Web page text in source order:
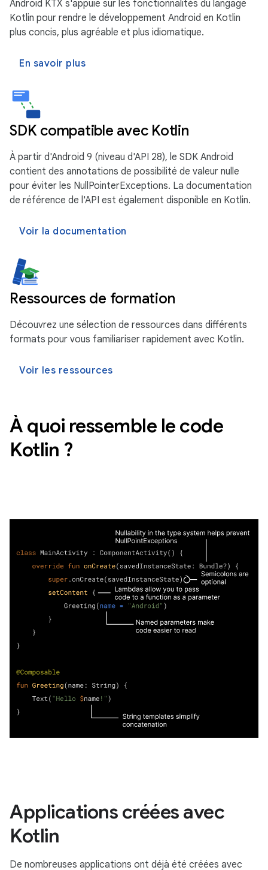
Android KTX s'appuie sur les fonctionnalités du langage
Kotlin pour rendre le développement Android en Kotlin
plus concis, plus agréable et plus idiomatique.
En savoir plus
SDK compatible avec Kotlin
À partir d'Android 9 (niveau d'API 28), le SDK Android
contient des annotations de possibilité de valeur nulle
pour éviter les NullPointerExceptions. La documentation
de référence de l'API est également disponible en Kotlin.
Voir la documentation
Ressources de formation
Découvrez une sélection de ressources dans différents
formats pour vous familiariser rapidement avec Kotlin.
Voir les ressources
À quoi ressemble le code
Kotlin ?
Applications créées avec
Kotlin
De nombreuses applications ont déjà été créées avec